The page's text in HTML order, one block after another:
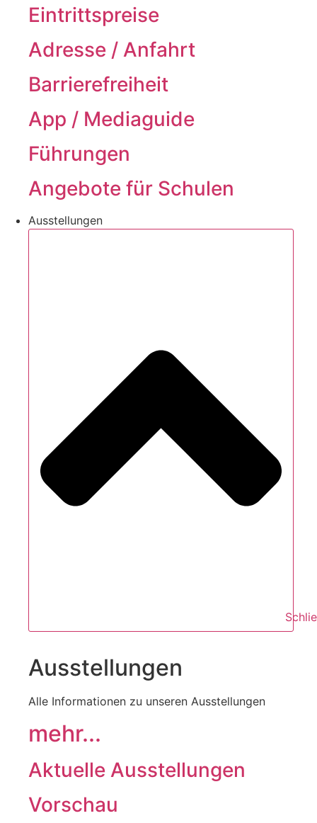
Eintrittspreise
Adresse / Anfahrt
Barrierefreiheit
App / Mediaguide
Führungen
Angebote für Schulen
Ausstellungen
Ausstellungen
Alle Informationen zu unseren Ausstellungen
mehr...
Aktuelle Ausstellungen
Vorschau